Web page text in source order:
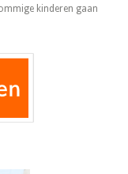
kinderen gaan